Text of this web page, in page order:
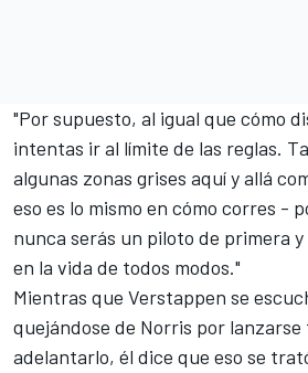
"Por supuesto, al igual que cómo
intentas ir al límite de las reglas.
algunas zonas grises aquí y allá
eso es lo mismo en cómo corres -
nunca serás un piloto de primera
en la vida de todos modos."
Mientras que Verstappen se
quejándose de Norris por
adelantarlo, él dice que eso se